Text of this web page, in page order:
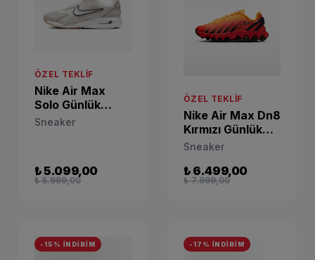
ÖZEL TEKLIF
Nike Air Max
Solo Günlük
Sneaker FN6918-
Sneaker
₺ 5.099,00
₺ 5.999,00
ÖZEL TEKLIF
Nike Air Max Dn8
Kırmızı Günlük
Sneaker HF7310-
Sneaker
₺ 6.499,00
₺ 7.999,00
-15% İNDİRİM -17% İNDİRİM